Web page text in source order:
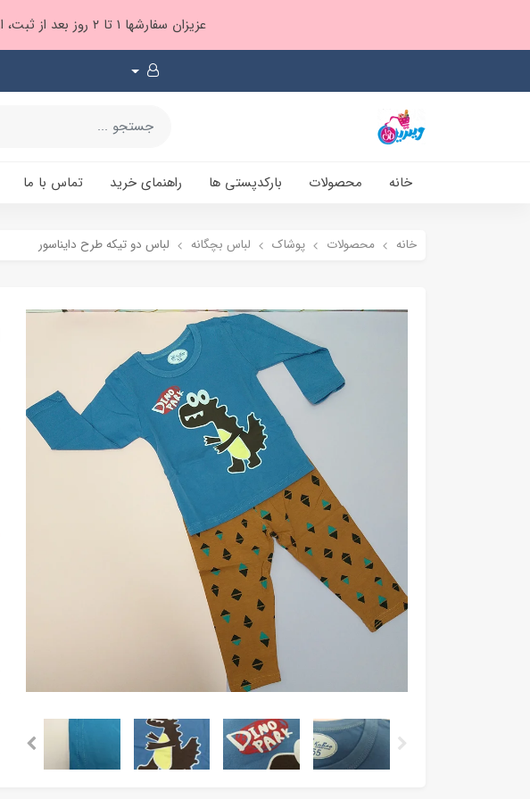
عزیزان سفارشها ۱ تا ۲ روز بعد از ثبت، از طریق پست پیشتاز ارسال و بارکدپستی پیامک میشه براتون ❤️
خانه محصولات بارکدپستی ها راهنمای خرید تماس با ما
خانه محصولات پوشاک لباس بچگانه لباس دو تیکه طرح دایناسور